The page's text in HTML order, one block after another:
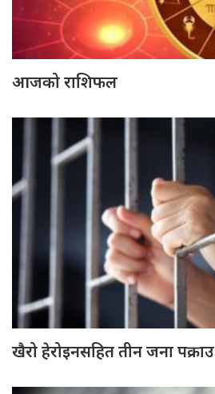
आजको राशिफल
खैरो हेरोइनसहित तीन जना पक्राउ